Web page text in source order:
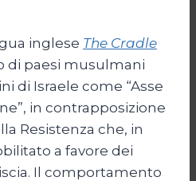
inglese The Cradle
di paesi musulmani
di Israele come “Asse
in contrapposizione
Resistenza che, in
a favore dei
Il comportamento